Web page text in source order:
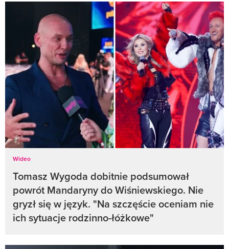
Wideo
Tomasz Wygoda dobitnie podsumował
powrót Mandaryny do Wiśniewskiego. Nie
gryzł się w język. "Na szczęście oceniam nie
ich sytuacje rodzinno-łóżkowe"